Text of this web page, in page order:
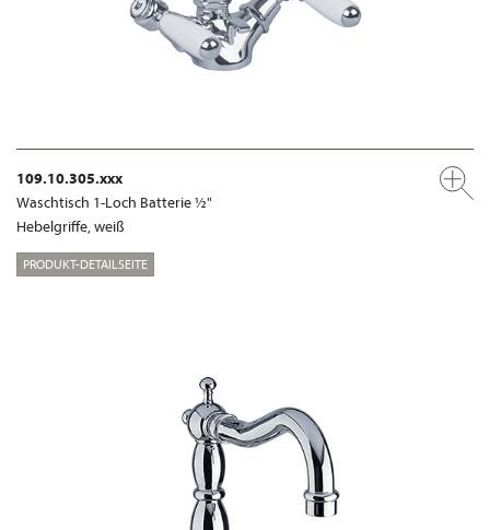
109.10.305.xxx
Waschtisch 1-Loch Batterie ½"
Hebelgriffe, weiß
PRODUKT-DETAILSEITE